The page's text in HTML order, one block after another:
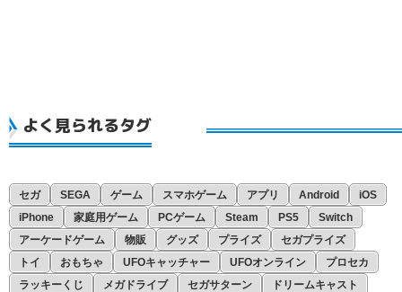
よく見られるタグ
セガ SEGA ゲーム スマホゲーム アプリ Android
iOS
iPhone
家庭用ゲーム PCゲーム Steam PS5
Switch
アーケードゲーム
物販 グッズ プライズ
セガプライズ
トイ
おもちゃ UFOキャッチャー UFOオンライン
プロセカ
ラッキーくじ
メガドライブ セガサターン
ドリームキャスト